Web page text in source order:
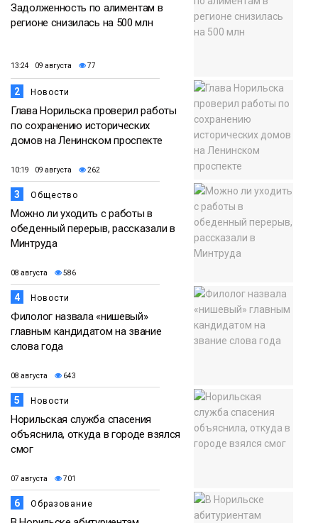
Задолженность по алиментам в
регионе снизилась на 500 млн
13:24 09 августа 77
2 Новости
Глава Норильска проверил работы
по сохранению исторических
домов на Ленинском проспекте
10:19 09 августа 262
3 Общество
Можно ли уходить с работы в
обеденный перерыв, рассказали в
Минтруда
08 августа 586
4 Новости
Филолог назвала «нишевый»
главным кандидатом на звание
слова года
08 августа 643
5 Новости
Норильская служба спасения
объяснила, откуда в городе взялся
смог
07 августа 701
6 Образование